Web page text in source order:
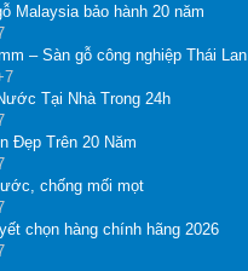
Malaysia bảo hành 20 năm
– Sàn gỗ công nghiệp Thái Lan
Tại Nhà Trong 24h
Đẹp Trên 20 Năm
chống mối mọt
chọn hàng chính hãng 2026